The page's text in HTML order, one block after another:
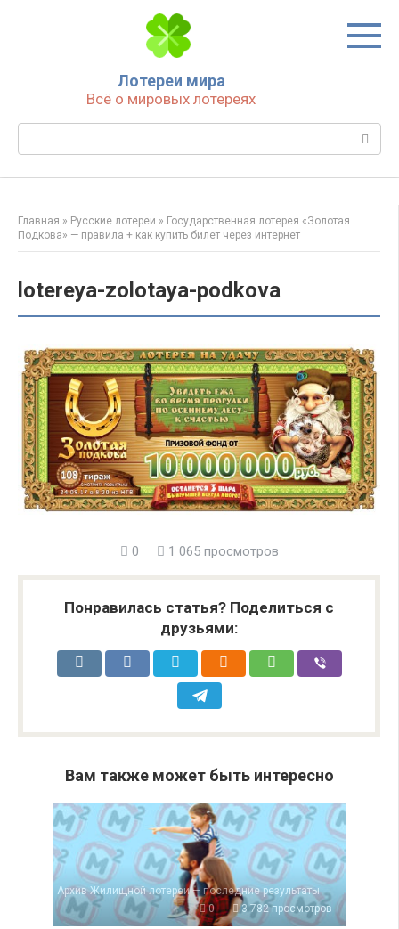
Лотереи мира
Всё о мировых лотереях
Поиск:
Главная » Русские лотереи » Государственная лотерея «Золотая
Подкова» — правила + как купить билет через интернет
lotereya-zolotaya-podkova
0 1 065 просмотров
Понравилась статья? Поделиться с
друзьями:
Вам также может быть интересно
Архив Жилищной лотереи — последние результаты
0
3 782 просмотров